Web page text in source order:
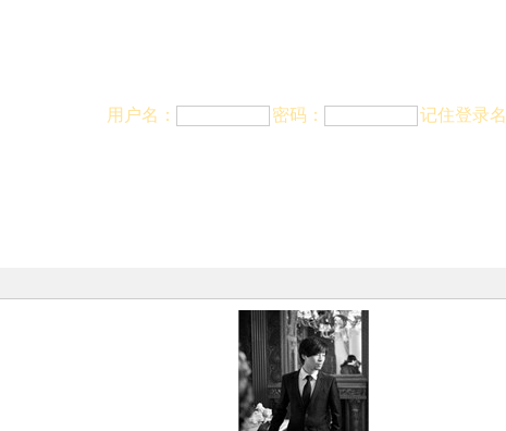
用户名： 密码： 记住登录名